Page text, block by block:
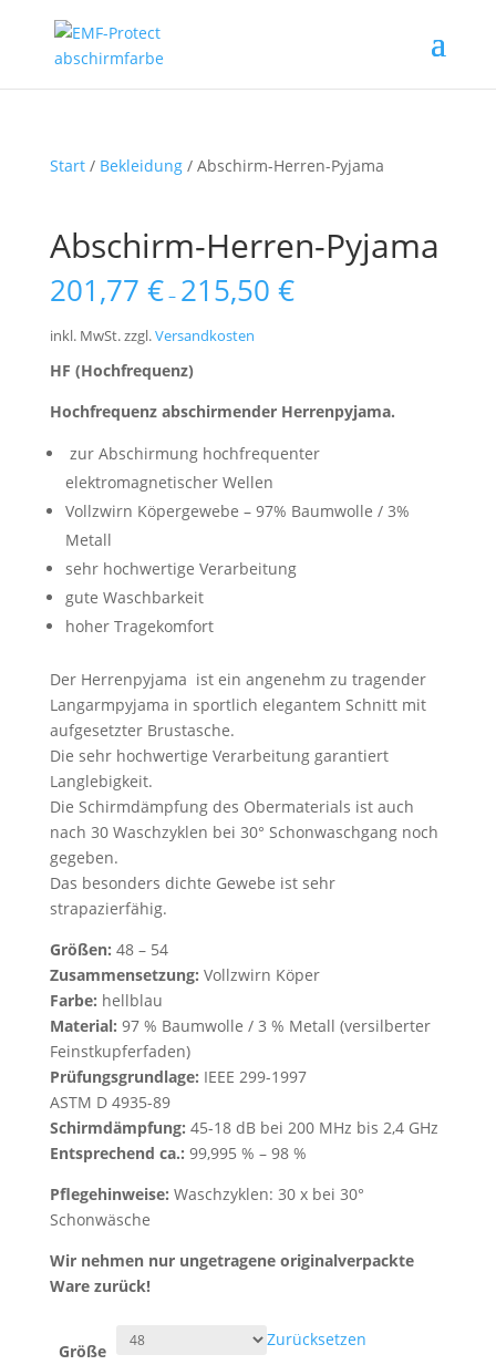
Start/ Bekleidung/ Abschirm-Herren-Pyjama
Abschirm-Herren-Pyjama
201,77 €– 215,50 €
inkl. MwSt.zzgl.Versandkosten
HF (Hochfrequenz)
Hochfrequenz abschirmender Herrenpyjama.
zur Abschirmung hochfrequenter
elektromagnetischer Wellen
Vollzwirn Köpergewebe – 97% Baumwolle / 3%
Metall
sehr hochwertige Verarbeitung
gute Waschbarkeit
hoher Tragekomfort
Der Herrenpyjama ist ein angenehm zu tragender
Langarmpyjama in sportlich elegantem Schnitt mit
aufgesetzter Brustasche.
Die sehr hochwertige Verarbeitung garantiert
Langlebigkeit.
Die Schirmdämpfung des Obermaterials ist auch
nach 30 Waschzyklen bei 30° Schonwaschgang noch
gegeben.
Das besonders dichte Gewebe ist sehr
strapazierfähig.
Größen: 48 – 54
Zusammensetzung: Vollzwirn Köper
Farbe: hellblau
Material: 97 % Baumwolle / 3 % Metall (versilberter
Feinstkupferfaden)
Prüfungsgrundlage: IEEE 299-1997
ASTM D 4935-89
Schirmdämpfung: 45-18 dB bei 200 MHz bis 2,4 GHz
Entsprechend ca.: 99,995 % – 98 %
Pflegehinweise: Waschzyklen: 30 x bei 30°
Schonwäsche
Wir nehmen nur ungetragene originalverpackte
Ware zurück!
Größe
Zurücksetzen